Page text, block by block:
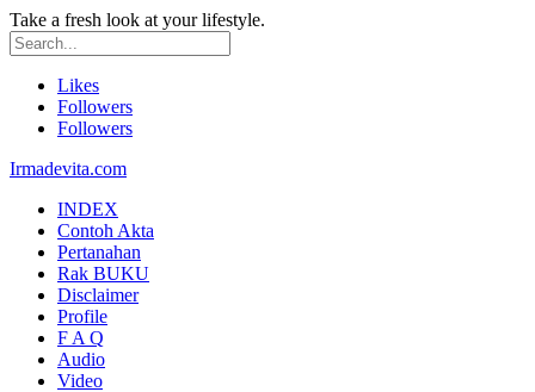
Take a fresh look at your lifestyle.
Likes
Followers
Followers
Irmadevita.com
INDEX
Contoh Akta
Pertanahan
Rak BUKU
Disclaimer
Profile
F A Q
Audio
Video